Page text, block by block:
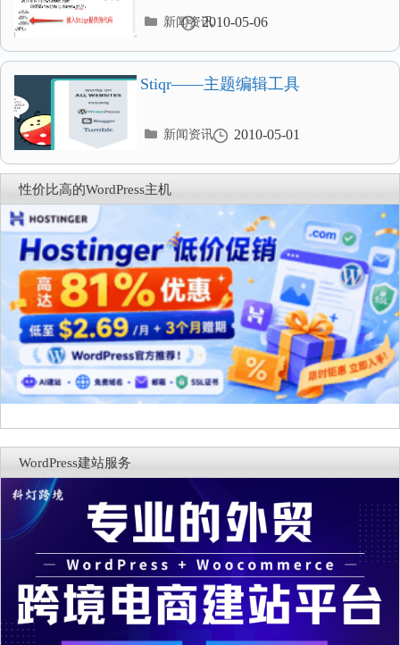
2010-05-06
分
新闻资讯
Stiqr——主题编辑工具
2010-05-01
分
录
新闻资讯
性价比高的WordPress主机
WordPress建站服务